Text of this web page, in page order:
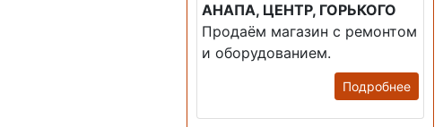
АНАПА, ЦЕНТР, ГОРЬКОГО
Продаём магазин с ремонтом
и оборудованием.
Подробнее